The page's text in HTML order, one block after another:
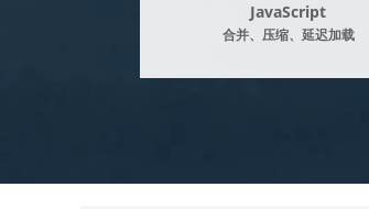
JavaScript
合并、压缩、延迟加载